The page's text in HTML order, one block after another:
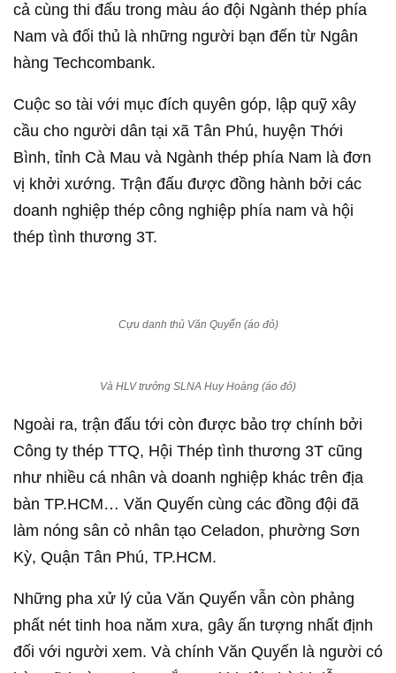
cả cùng thi đấu trong màu áo đội Ngành thép phía
Nam và đối thủ là những người bạn đến từ Ngân
hàng Techcombank.
Cuộc so tài với mục đích quyên góp, lập quỹ xây
cầu cho người dân tại xã Tân Phú, huyện Thới
Bình, tỉnh Cà Mau và Ngành thép phía Nam là đơn
vị khởi xướng. Trận đấu được đồng hành bởi các
doanh nghiệp thép công nghiệp phía nam và hội
thép tình thương 3T.
Cựu danh thủ Văn Quyến (áo đỏ)
Và HLV trưởng SLNA Huy Hoàng (áo đỏ)
Ngoài ra, trận đấu tới còn được bảo trợ chính bởi
Công ty thép TTQ, Hội Thép tình thương 3T cũng
như nhiều cá nhân và doanh nghiệp khác trên địa
bàn TP.HCM… Văn Quyến cùng các đồng đội đã
làm nóng sân cỏ nhân tạo Celadon, phường Sơn
Kỳ, Quận Tân Phú, TP.HCM.
Những pha xử lý của Văn Quyến vẫn còn phảng
phất nét tinh hoa năm xưa, gây ấn tượng nhất định
đối với người xem. Và chính Văn Quyến là người có